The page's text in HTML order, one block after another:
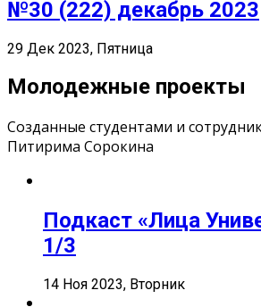
№30 (222) декабрь 2023
29 Дек 2023, Пятница
Молодежные проекты
Созданные студентами и
Питирима Сорокина
Подкаст «Лица
1/3
14 Ноя 2023, Вторник